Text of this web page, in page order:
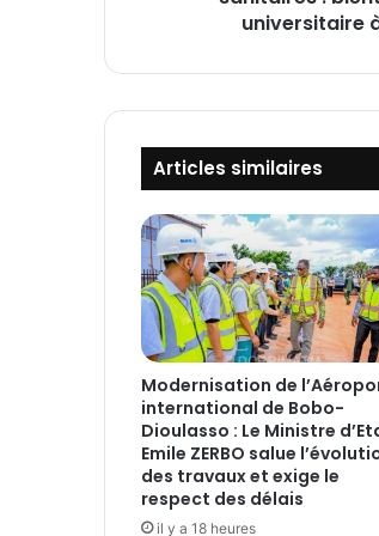
e
n
r
a
s
t
r
c
u
r
e
s
s
a
universitaire
Articles similaires
Modernisation de
international de Bobo-
Dioulasso : Le Ministre
Emile ZERBO salue
des travaux et exige le
respect des délais
il y a 18 heures